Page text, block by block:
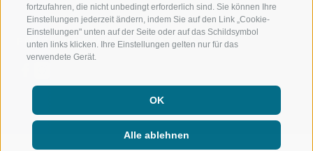
fortzufahren, die nicht unbedingt erforderlich sind. Sie können Ihre
Einstellungen jederzeit ändern, indem Sie auf den Link „Cookie-
Einstellungen" unten auf der Seite oder auf das Schildsymbol
unten links klicken. Ihre Einstellungen gelten nur für das
verwendete Gerät.
OK
Alle ablehnen
FOLGE UNS AUF SOCIAL MEDIA